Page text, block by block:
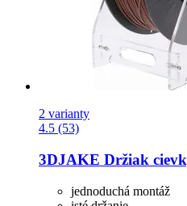
2 varianty
4.5 (53)
3DJAKE Držiak
jednoduchá montáž